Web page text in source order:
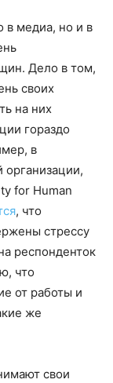
медиа, но и в
Дело в том,
своих
на них
гораздо
в
организации,
for Human
, что
стрессу
респонденток
что
от работы и
же
свои